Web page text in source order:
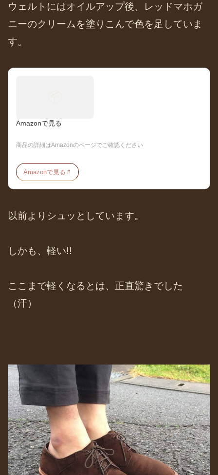
ウェルトにはオイルアップ後、レッドマホガ
ニーのクリームを塗りこんで色を足していま
す。
Amazonで見る
商品の詳細はAmazonのページでご確認ください
Amazonで見る
以前よりシュッとしています。
しかも、軽い!!
ここまで軽くなるとは、正直驚きでした
（汗）